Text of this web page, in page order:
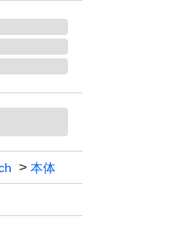
本体